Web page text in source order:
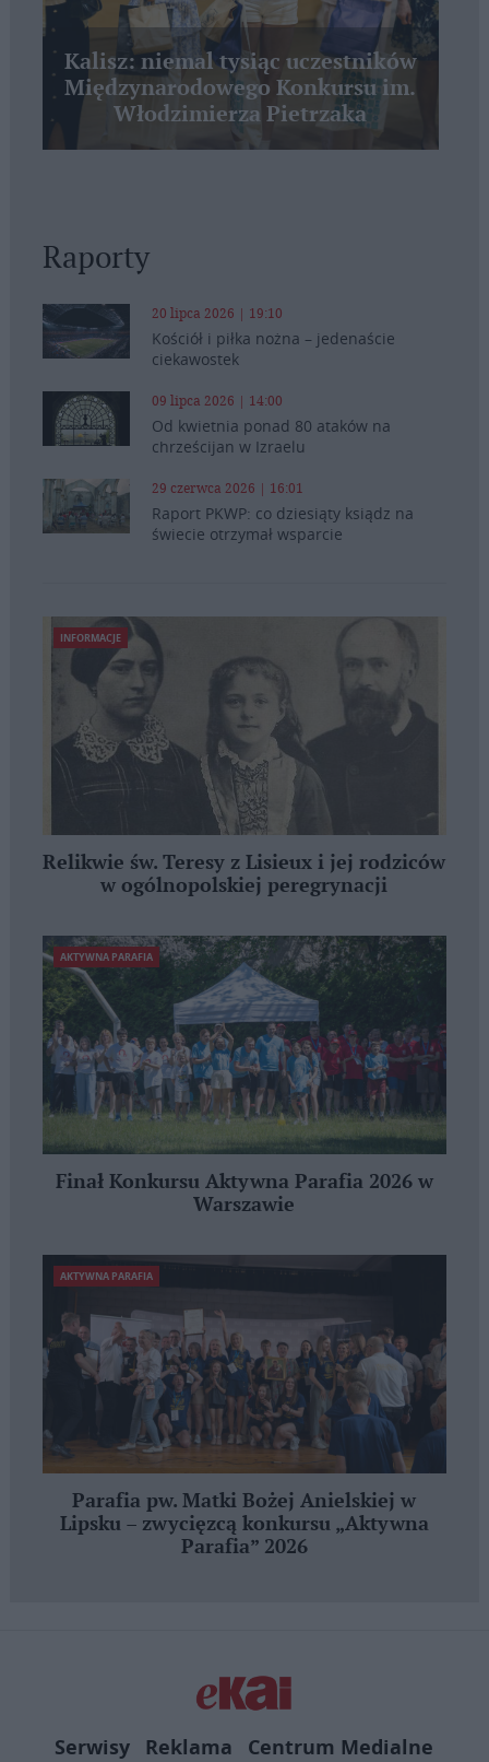
Kalisz: niemal tysiąc uczestników
Międzynarodowego Konkursu im.
Włodzimierza Pietrzaka
Raporty
20 lipca 2026 | 19:10
Kościół i piłka nożna – jedenaście
ciekawostek
09 lipca 2026 | 14:00
Od kwietnia ponad 80 ataków na
chrześcijan w Izraelu
29 czerwca 2026 | 16:01
Raport PKWP: co dziesiąty ksiądz na
świecie otrzymał wsparcie
INFORMACJE
Relikwie św. Teresy z Lisieux i jej rodziców
w ogólnopolskiej peregrynacji
AKTYWNA PARAFIA
Finał Konkursu Aktywna Parafia 2026 w
Warszawie
AKTYWNA PARAFIA
Parafia pw. Matki Bożej Anielskiej w
Lipsku – zwycięzcą konkursu „Aktywna
Parafia” 2026
Serwisy Reklama Centrum Medialne